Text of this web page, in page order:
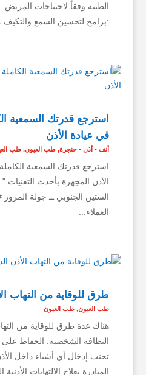
:برامج لتحسين السمع والتكيف
استرجع قدرتك السمعية
في عيادة الأذن
أنف - أذن - حنجرة, طب العيون, طب
استرجع قدرتك السمعية الكاملة
الأذن المجهزة بأحدث
الستين الجنوبي ــ جولة المرور
العملاء...
طرق للوقاية من التهاب
طب العيون, طب العيون
النظافة الشخصية: الحفاظ
المبادرة بعلاج الالتهابات